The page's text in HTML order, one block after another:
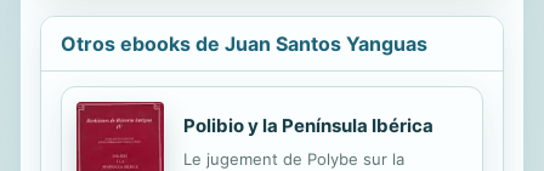
Otros ebooks de Juan Santos Yanguas
Polibio y la Península Ibérica
Le jugement de Polybe sur la